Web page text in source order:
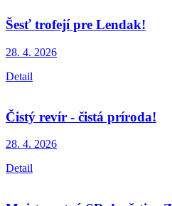
Šesť trofejí pre Lendak!
28. 4. 2026
Detail
Čistý revír - čistá príroda!
28. 4. 2026
Detail